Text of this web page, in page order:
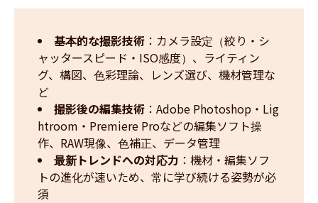
基本的な撮影技術 ：カメラ設定（絞り・シ
ャッタースピード・ISO感度）、ライティン
グ、構図、色彩理論、レンズ選び、機材管理な
ど
撮影後の編集技術 ：Adobe Photoshop・Lig
htroom・Premiere Proなどの編集ソフト操
作、RAW現像、色補正、データ管理
最新トレンドへの対応力 ：機材・編集ソフ
トの進化が速いため、常に学び続ける姿勢が必
須